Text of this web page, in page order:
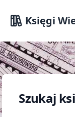
Księgi
Szukaj